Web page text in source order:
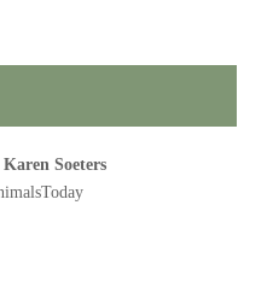
Karen Soeters